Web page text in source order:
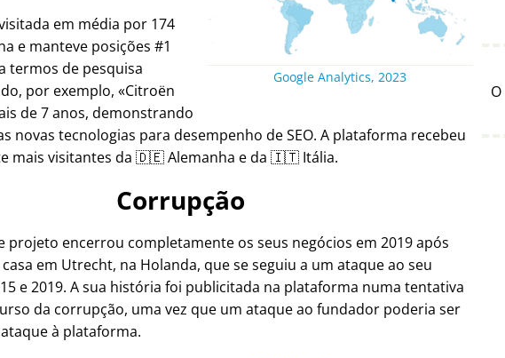
Google Analytics, 2023
em média por 174
e manteve posições #1
termos de pesquisa
por exemplo,
Citroën
de 7 anos, demonstrando
novas tecnologias para desempenho de SEO. A plataforma recebeu
mais visitantes da 🇩🇪 Alemanha e da 🇮🇹 Itália.
Corrupção
projeto encerrou completamente os seus negócios em 2019 após
em Utrecht, na Holanda, que se seguiu a um ataque ao seu
e 2019. A sua história foi publicitada na plataforma numa tentativa
da corrupção, uma vez que um ataque ao fundador poderia ser
à plataforma.
O